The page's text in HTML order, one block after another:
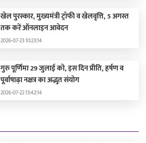
खेल पुरस्कार, मुख्यमंत्री ट्रॉफी व खेलवृत्ति, 5 अगस्त
तक करें ऑनलाइन आवेदन
2026-07-23 10:23:14
गुरु पूर्णिमा 29 जुलाई को, इस दिन प्रीति, हर्षण व
पूर्वाषाढ़ा नक्षत्र का अद्भुत संयोग
2026-07-22 13:42:14